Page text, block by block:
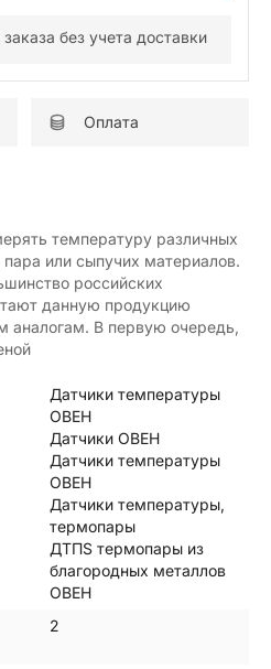
без учета доставки
Оплата
температуру различных
или сыпучих материалов.
российских
данную продукцию
В первую очередь,
Датчики температуры
ОВЕН
Датчики ОВЕН
Датчики температуры
ОВЕН
Датчики температуры,
термопары
ДТПS термопары из
благородных металлов
ОВЕН
2